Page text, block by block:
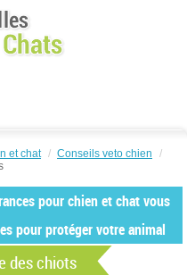
et chat / Conseils veto chien
/
pour chien et chat vous
pour protéger votre animal
des chiots